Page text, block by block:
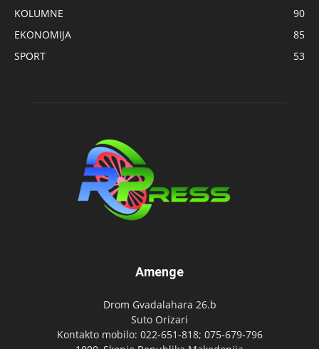
KOLUMNE
90
EKONOMIJA
85
SPORT
53
Amenge
Drom Gvadalahara 26.b
Suto Orizari
Kontakto mobilo: 022-651-818; 075-679-796